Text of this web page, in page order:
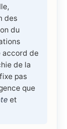
des
du
accord de
de la
pas
que
et